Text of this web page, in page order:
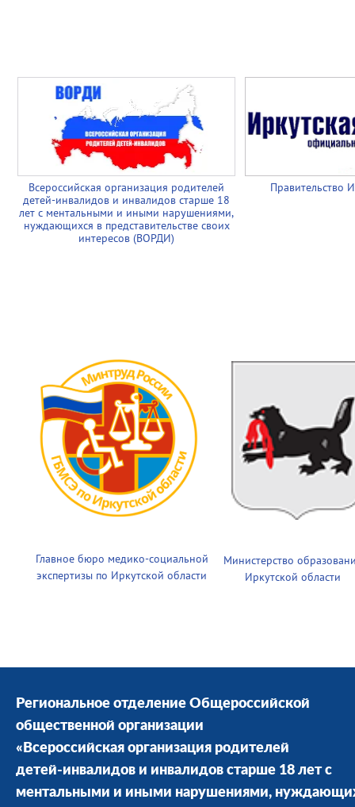
Всероссийская организация родителей
детей-инвалидов и инвалидов старше 18
лет с ментальными и иными нарушениями,
нуждающихся в представительстве своих
интересов (ВОРДИ)
Правительство
Главное бюро медико-социальной
экспертизы по Иркутской области
Министерство
Иркутской области
Региональное отделение Общероссийской
общественной организации
«Всероссийская организация родителей
детей-инвалидов и инвалидов старше 18 лет с
ментальными и иными нарушениями,